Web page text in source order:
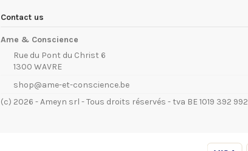
Contact us
Ame & Conscience
Rue du Pont du Christ 6
1300 WAVRE
shop@ame-et-conscience.be
(c) 2026 - Ameyn srl - Tous droits réservés - tva BE 1019 392 992